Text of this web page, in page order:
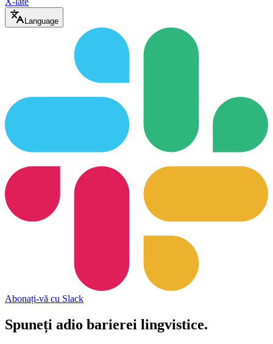
Language
Abonați-vă cu Slack
Spuneți adio barierei lingvistice.